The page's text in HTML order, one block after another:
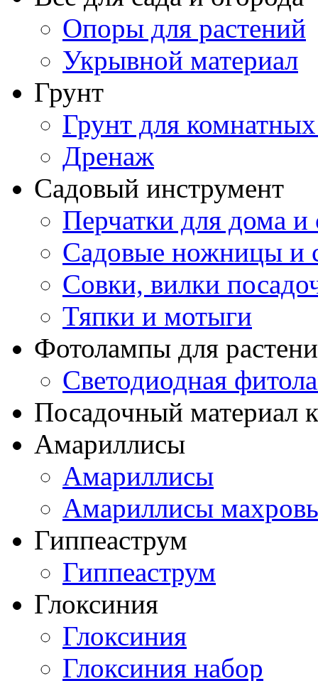
Опоры для растений
Укрывной материал
Грунт
Грунт для
Дренаж
Садовый инструмент
Перчатки для дома и
Садовые ножницы и
Совки, вилки
Тяпки и мотыги
Фотолампы для
Светодиодная
Посадочный материал
Амариллисы
Амариллисы
Амариллисы
Гиппеаструм
Гиппеаструм
Глоксиния
Глоксиния
Глоксиния набор